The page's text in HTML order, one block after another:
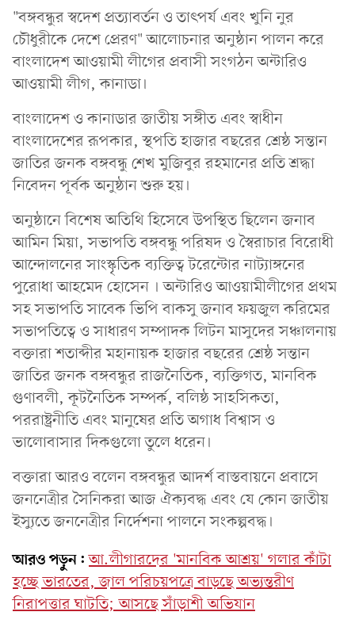
"বঙ্গবন্ধুর স্বদেশ প্রত্যাবর্তন ও তাৎপর্য এবং খুনি নুর
চৌধুরীকে দেশে প্রেরণ" আলোচনার অনুষ্ঠান পালন করে
বাংলাদেশ আওয়ামী লীগের প্রবাসী সংগঠন অন্টারিও
আওয়ামী লীগ, কানাডা।
বাংলাদেশ ও কানাডার জাতীয় সঙ্গীত এবং স্বাধীন
বাংলাদেশের রূপকার, স্থপতি হাজার বছরের শ্রেষ্ঠ সন্তান
জাতির জনক বঙ্গবন্ধু শেখ মুজিবুর রহমানের প্রতি শ্রদ্ধা
নিবেদন পূর্বক অনুষ্ঠান শুরু হয়।
অনুষ্ঠানে বিশেষ অতিথি হিসেবে উপস্থিত ছিলেন জনাব
আমিন মিয়া, সভাপতি বঙ্গবন্ধু পরিষদ ও স্বৈরাচার বিরোধী
আন্দোলনের সাংস্কৃতিক ব্যক্তিত্ব টরেন্টোর নাট‍্যাঙ্গনের
পুরোধা আহমেদ হোসেন । অন্টারিও আওয়ামীলীগের প্রথম
সহ সভাপতি সাবেক ভিপি বাকসু জনাব ফয়জুল করিমের
সভাপতিত্বে ও সাধারণ সম্পাদক লিটন মাসুদের সঞ্চালনায়
বক্তারা শতাব্দীর মহানায়ক হাজার বছরের শ্রেষ্ঠ সন্তান
জাতির জনক বঙ্গবন্ধুর রাজনৈতিক, ব্যক্তিগত, মানবিক
গুণাবলী, কূটনৈতিক সম্পর্ক, বলিষ্ঠ সাহসিকতা,
পররাষ্ট্রনীতি এবং মানুষের প্রতি অগাধ বিশ্বাস ও
ভালোবাসার দিকগুলো তুলে ধরেন।
বক্তারা আরও বলেন বঙ্গবন্ধুর আদর্শ বাস্তবায়নে প্রবাসে
জননেত্রীর সৈনিকরা আজ ঐক্যবদ্ধ এবং যে কোন জাতীয়
ইস্যুতে জননেত্রীর নির্দেশনা পালনে সংকল্পবদ্ধ।
আরও পড়ুন: আ.লীগারদের 'মানবিক আশ্রয়' গলার কাঁটা
হচ্ছে ভারতের, জাল পরিচয়পত্রে বাড়ছে অভ্যন্তরীণ
নিরাপত্তার ঘাটতি; আসছে সাঁড়াশী অভিযান